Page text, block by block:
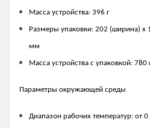
Масса устройства: 396 г
Размеры упаковки: 202 (ширина) x
мм
Масса устройства с упаковкой: 780
Параметры окружающей среды
Диапазон рабочих температур: от 0